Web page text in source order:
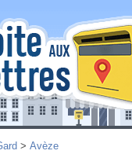
> Avèze